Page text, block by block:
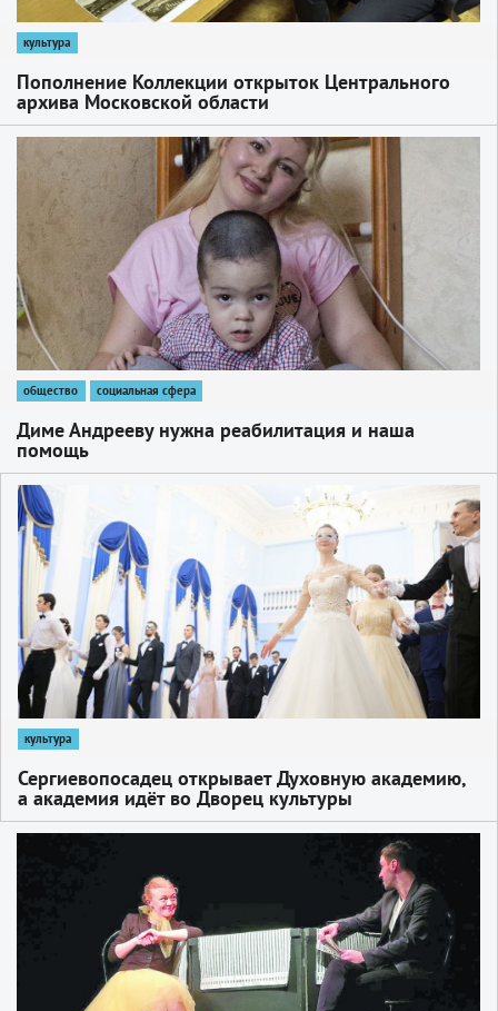
культура
Пополнение Коллекции открыток Центрального
архива Московской области
общество социальная сфера
Диме Андрееву нужна реабилитация и наша
помощь
1
культура
Сергиевопосадец открывает Духовную академию,
а академия идёт во Дворец культуры